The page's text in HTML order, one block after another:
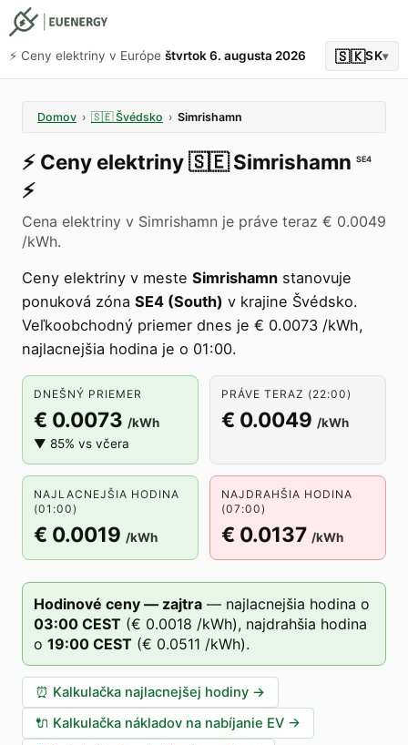
⚡️ Ceny elektriny v Európe štvrtok 6. augusta 2026 🇸🇰SK▾
Domov › 🇸🇪 Švédsko › Simrishamn
⚡️ Ceny elektriny🇸🇪 Simrishamn SE4
⚡️
Cena elektriny v Simrishamn je práve teraz € 0.0049
/kWh.
Ceny elektriny v meste Simrishamn stanovuje
ponuková zóna SE4 (South) v krajine Švédsko.
Veľkoobchodný priemer dnes je € 0.0073 /kWh,
najlacnejšia hodina je o 01:00.
DNEŠNÝ PRIEMER
€ 0.0073 /kWh
▼ 85% vs včera
PRÁVE TERAZ (22:00)
€ 0.0049 /kWh
NAJLACNEJŠIA HODINA
(01:00)
€ 0.0019 /kWh
NAJDRAHŠIA HODINA
(07:00)
€ 0.0137 /kWh
Hodinové ceny — zajtra — najlacnejšia hodina o
03:00 CEST (€ 0.0018 /kWh), najdrahšia hodina
o 19:00 CEST (€ 0.0511 /kWh).
⏰ Kalkulačka najlacnejšej hodiny →
🔌 Kalkulačka nákladov na nabíjanie EV →